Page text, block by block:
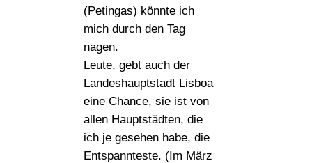
(Petingas) könnte ich
mich durch den Tag
nagen.
Leute, gebt auch der
Landeshauptstadt Lisboa
eine Chance, sie ist von
allen Hauptstädten, die
ich je gesehen habe, die
Entspannteste. (Im März